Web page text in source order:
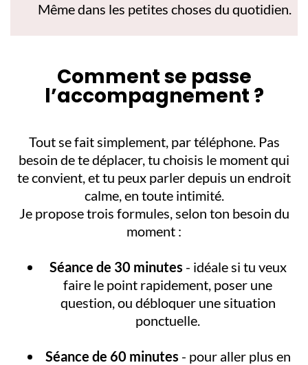
Même dans les petites choses du quotidien.
Comment se passe
l’accompagnement ?
Tout se fait simplement, par téléphone. Pas
besoin de te déplacer, tu choisis le moment qui
te convient, et tu peux parler depuis un endroit
calme, en toute intimité.
Je propose trois formules, selon ton besoin du
moment :
Séance de 30 minutes - idéale si tu veux
faire le point rapidement, poser une
question, ou débloquer une situation
ponctuelle.
Séance de 60 minutes - pour aller plus en